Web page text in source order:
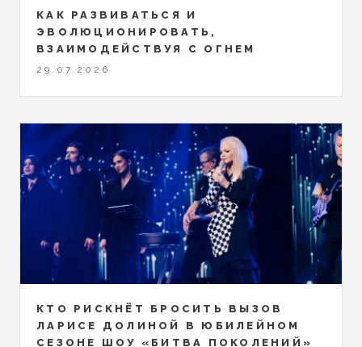
КАК РАЗВИВАТЬСЯ И
ЭВОЛЮЦИОНИРОВАТЬ,
ВЗАИМОДЕЙСТВУЯ С ОГНЕМ
29.07.2026
КТО РИСКНЁТ БРОСИТЬ ВЫЗОВ
ЛАРИСЕ ДОЛИНОЙ В ЮБИЛЕЙНОМ
СЕЗОНЕ ШОУ «БИТВА ПОКОЛЕНИЙ»